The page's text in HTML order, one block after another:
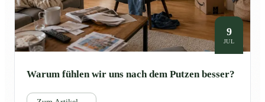
9
JUL
Warum fühlen wir uns nach dem Putzen besser?